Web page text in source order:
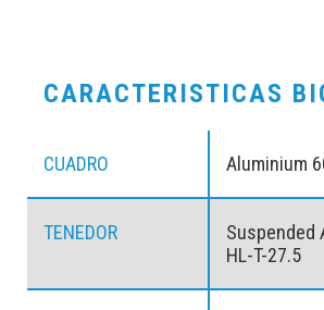
CARACTERISTICAS
CUADRO Aluminium
TENEDOR
Suspended
HL-T-27.5